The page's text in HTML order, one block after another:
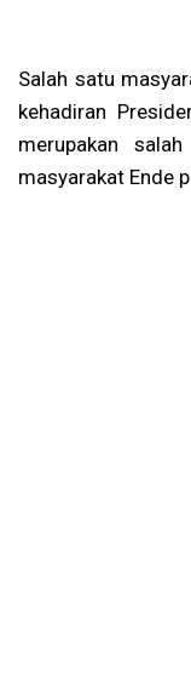
Salah satu
kehadiran
merupakan
masyarakat Ende